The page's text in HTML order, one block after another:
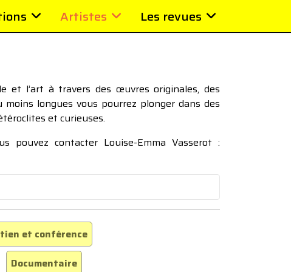
Artistes Les revues
et l’art à travers des œuvres originales, des
longues vous pourrez plonger dans des
et curieuses.
contacter Louise-Emma Vasserot :
et conférence
Documentaire